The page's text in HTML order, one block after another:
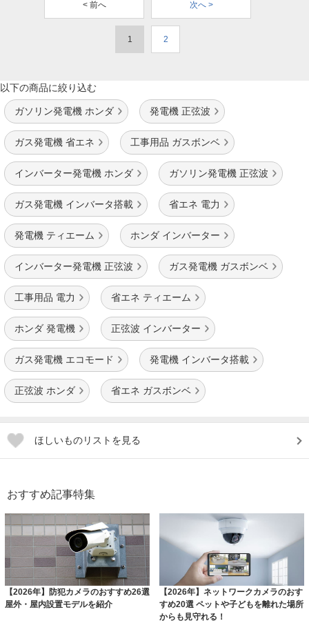
< 前へ 次へ >
1 2
以下の商品に絞り込む
ガソリン発電機 ホンダ 発電機 正弦波
ガス発電機 省エネ 工事用品 ガスボンベ
インバーター発電機 ホンダ ガソリン発電機 正弦波
ガス発電機 インバータ搭載 省エネ 電力
発電機 ティエーム ホンダ インバーター
インバーター発電機 正弦波 ガス発電機 ガスボンベ
工事用品 電力 省エネ ティエーム
ホンダ 発電機 正弦波 インバーター
ガス発電機 エコモード 発電機 インバータ搭載
正弦波 ホンダ 省エネ ガスボンベ
ほしいものリストを見る
おすすめ記事特集
【2026年】防犯カメラのおすすめ26選
屋外・屋内設置モデルを紹介
【2026年】ネットワークカメラのおす
すめ20選 ペットや子どもを離れた場所
からも見守れる！